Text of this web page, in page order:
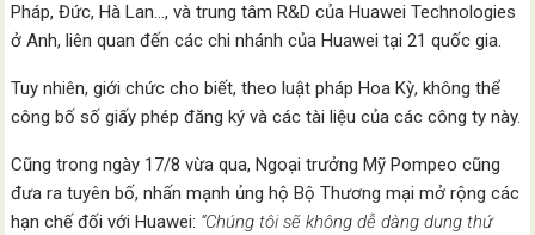
Pháp, Đức, Hà Lan…, và trung tâm R&D của Huawei Technologies
ở Anh, liên quan đến các chi nhánh của Huawei tại 21 quốc gia.
Tuy nhiên, giới chức cho biết, theo luật pháp Hoa Kỳ, không thể
công bố số giấy phép đăng ký và các tài liệu của các công ty này.
Cũng trong ngày 17/8 vừa qua, Ngoại trưởng Mỹ Pompeo cũng
đưa ra tuyên bố, nhấn mạnh ủng hộ Bộ Thương mại mở rộng các
hạn chế đối với Huawei: “Chúng tôi sẽ không dễ dàng dung thứ